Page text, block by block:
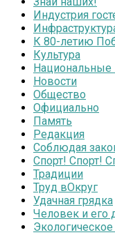
Индустрия
К 80-летию
Культура
Национальные
Новости
Общество
Официально
Память
Редакция
Соблюдая
Спорт! Спорт!
Традиции
Труд вОкруг
Удачная грядка
Человек и его